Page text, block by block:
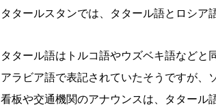
タタールスタンでは、タタール語とロシア
タタール語はトルコ語やウズベキ語などと
アラビア語で表記されていたそうですが、
看板や交通機関のアナウンスは、タタール